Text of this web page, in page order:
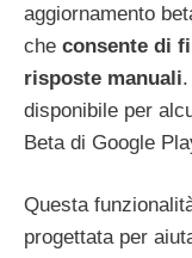
aggiornamento
che consente di
risposte manuali
disponibile per
Beta di Google
Questa
progettata per